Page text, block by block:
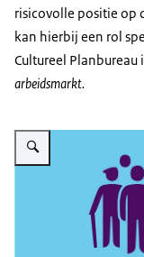
risicovolle positie op
kan hierbij een rol
Cultureel Planbureau
arbeidsmarkt.
Vergroot afbeelding